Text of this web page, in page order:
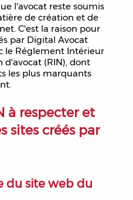
l'avocat reste soumis
de création et de
C'est la raison pour
par Digital Avocat
le Réglement Intérieur
d'avocat (RIN), dont
les plus marquants
à respecter et
sites créés par
du site web du